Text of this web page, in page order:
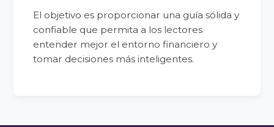
El objetivo es proporcionar una guía sólida y
confiable que permita a los lectores
entender mejor el entorno financiero y
tomar decisiones más inteligentes.